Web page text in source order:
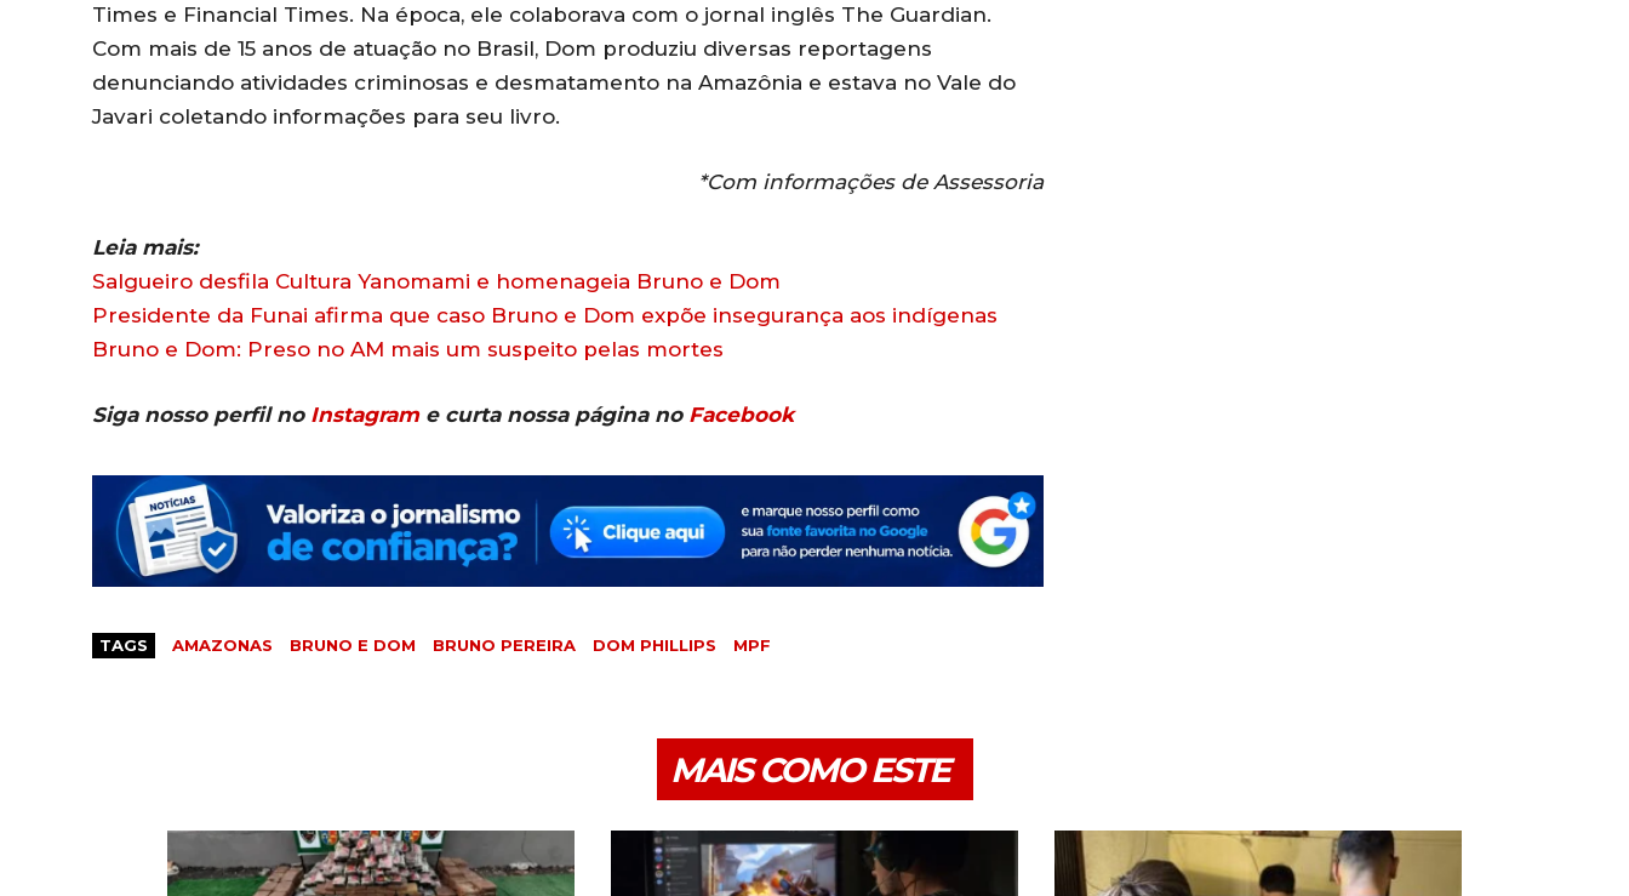
Times e Financial Times. Na época, ele colaborava com o jornal inglês The Guardian.
Com mais de 15 anos de atuação no Brasil, Dom produziu diversas reportagens
denunciando atividades criminosas e desmatamento na Amazônia e estava no Vale do
Javari coletando informações para seu livro.
*Com informações de Assessoria
Leia mais:
Salgueiro desfila Cultura Yanomami e homenageia Bruno e Dom
Presidente da Funai afirma que caso Bruno e Dom expõe insegurança aos indígenas
Bruno e Dom: Preso no AM mais um suspeito pelas mortes
Siga nosso perfil no Instagrame curta nossa página no Facebook
TAGS AMAZONAS BRUNO E DOM BRUNO PEREIRA DOM PHILLIPS MPF
MAIS COMO ESTE